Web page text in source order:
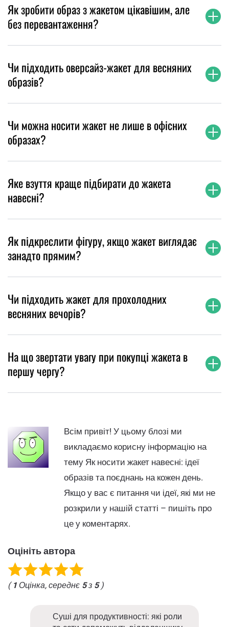
Як зробити образ з жакетом цікавішим, але
без перевантаження?
Чи підходить оверсайз-жакет для весняних
образів?
Чи можна носити жакет не лише в офісних
образах?
Яке взуття краще підбирати до жакета
навесні?
Як підкреслити фігуру, якщо жакет виглядає
занадто прямим?
Чи підходить жакет для прохолодних
весняних вечорів?
На що звертати увагу при покупці жакета в
першу чергу?
Всім привіт! У цьому блозі ми
викладаємо корисну інформацію на
тему Як носити жакет навесні: ідеї
образів та поєднань на кожен день.
Якщо у вас є питання чи ідеї, які ми не
розкрили у нашій статті – пишіть про
це у коментарях.
Оцініть автора
( 1 Оцінка, середнє 5з 5)
Суші для продуктивності: які роли